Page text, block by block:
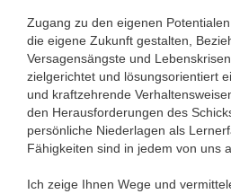
Zugang zu den eigenen
die eigene Zukunft gestalten,
Versagensängste und
zielgerichtet und lösungsorientiert
und kraftzehrende
den Herausforderungen des
persönliche Niederlagen als
Fähigkeiten sind in jedem von uns
Ich zeige Ihnen Wege und